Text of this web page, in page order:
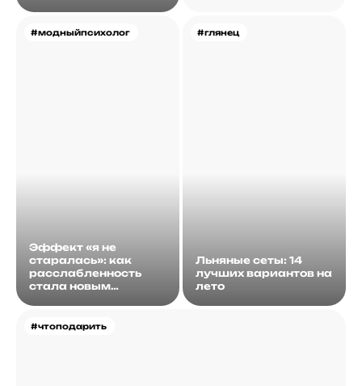
#модныйпсихолог
Эффект «я не
старалась»: как
расслабленность
стала новым
#чтоподарить
#глянец
Льняные сеты: 14
лучших вариантов на
лето